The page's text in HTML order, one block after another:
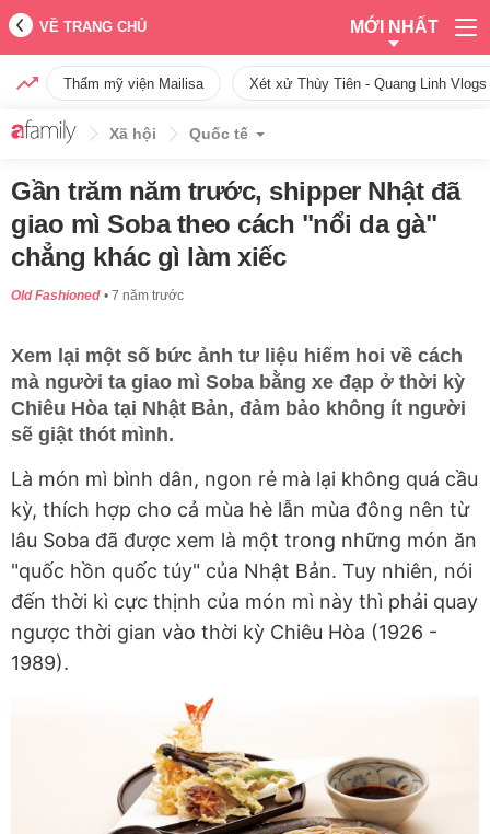
VỀ TRANG CHỦ MỚI NHẤT
Thẩm mỹ viện Mailisa Xét xử Thùy Tiên - Quang Linh
Xã hội Quốc tế
Gần trăm năm trước, shipper Nhật đã
giao mì Soba theo cách "nổi da gà"
chẳng khác gì làm xiếc
Old Fashioned 7 năm trước
Xem lại một số bức ảnh tư liệu hiếm hoi về cách
mà người ta giao mì Soba bằng xe đạp ở thời kỳ
Chiêu Hòa tại Nhật Bản, đảm bảo không ít người
sẽ giật thót mình.
Là món mì bình dân, ngon rẻ mà lại không quá cầu
kỳ, thích hợp cho cả mùa hè lẫn mùa đông nên từ
lâu Soba đã được xem là một trong những món ăn
"quốc hồn quốc túy" của Nhật Bản. Tuy nhiên, nói
đến thời kì cực thịnh của món mì này thì phải quay
ngược thời gian vào thời kỳ Chiêu Hòa (1926 -
1989).